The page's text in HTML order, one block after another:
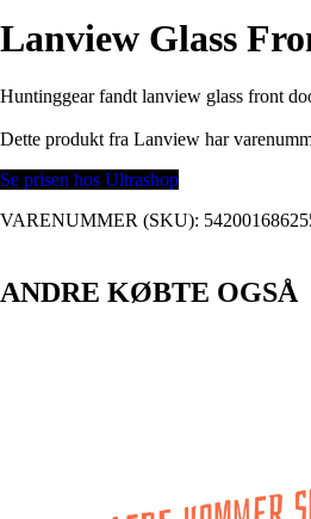
Lanview Glass
Huntinggear fandt lanview glass front
Dette produkt fra Lanview har
Se prisen hos Ultrashop
VARENUMMER (SKU):
ANDRE KØBTE OGSÅ